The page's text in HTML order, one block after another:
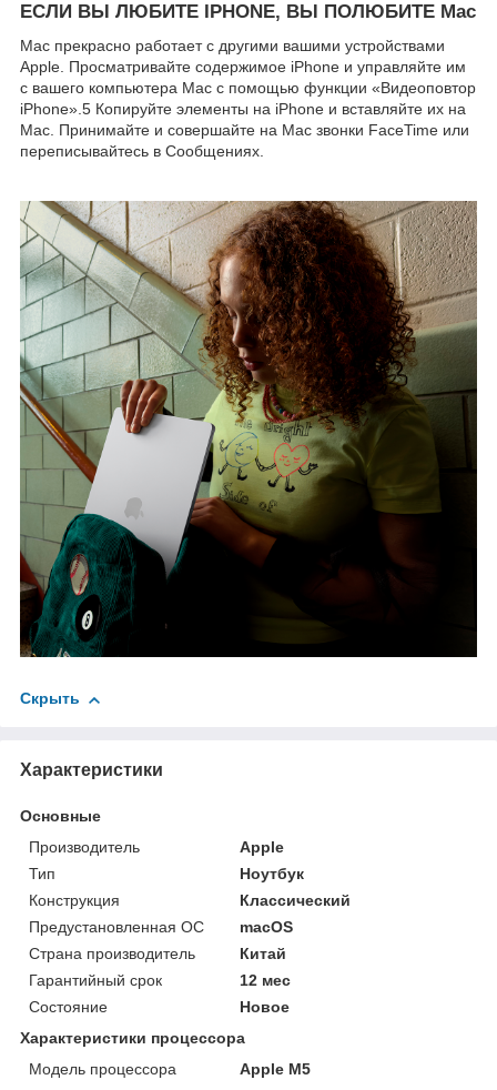
ЕСЛИ ВЫ ЛЮБИТЕ IPHONE, ВЫ ПОЛЮБИТЕ Mac
Mac прекрасно работает с другими вашими устройствами
Apple. Просматривайте содержимое iPhone и управляйте им
с вашего компьютера Mac с помощью функции «Видеоповтор
iPhone».5 Копируйте элементы на iPhone и вставляйте их на
Mac. Принимайте и совершайте на Mac звонки FaceTime или
переписывайтесь в Сообщениях.
Скрыть
Характеристики
Основные
Производитель
Apple
Тип
Ноутбук
Конструкция
Классический
Предустановленная ОС
macOS
Страна производитель
Китай
Гарантийный срок
12 мес
Состояние
Новое
Характеристики процессора
Модель процессора
Apple M5